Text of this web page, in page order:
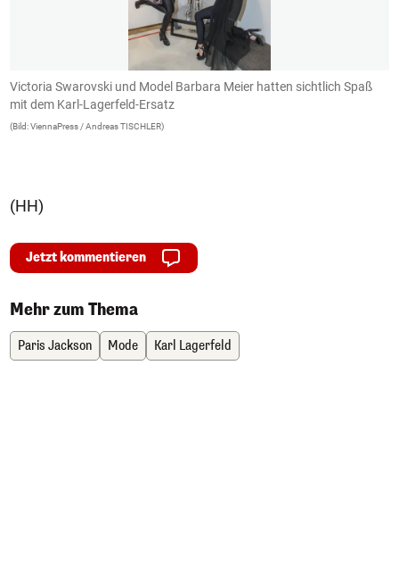
Victoria Swarovski und Model Barbara Meier hatten sichtlich Spaß
mit dem Karl-Lagerfeld-Ersatz
(Bild: ViennaPress / Andreas TISCHLER)
(HH)
Jetzt kommentieren
Mehr zum Thema
Paris Jackson Mode Karl Lagerfeld